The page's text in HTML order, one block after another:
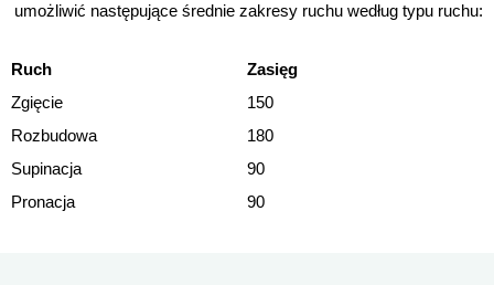
umożliwić następujące średnie zakresy ruchu według typu ruchu:
Ruch
Zasięg
Zgięcie
150
Rozbudowa
180
Supinacja
90
Pronacja
90